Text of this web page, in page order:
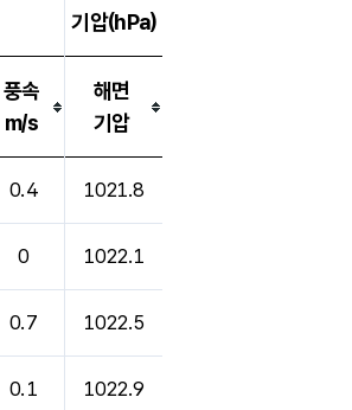
기압(hPa)
풍속
m/s
해면
기압
0.4 1021.8
0 1022.1
0.7 1022.5
0.1 1022.9